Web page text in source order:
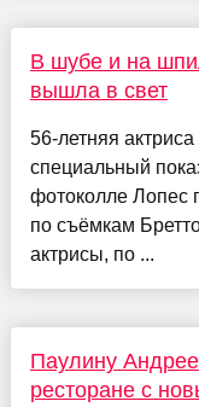
В шубе и на
вышла в свет
56-летняя
специальный
фотоколле Лопес
по съёмкам
актрисы, по ...
Паулину
ресторане с